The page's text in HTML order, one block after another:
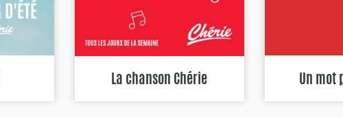
La chanson Chérie Un mot